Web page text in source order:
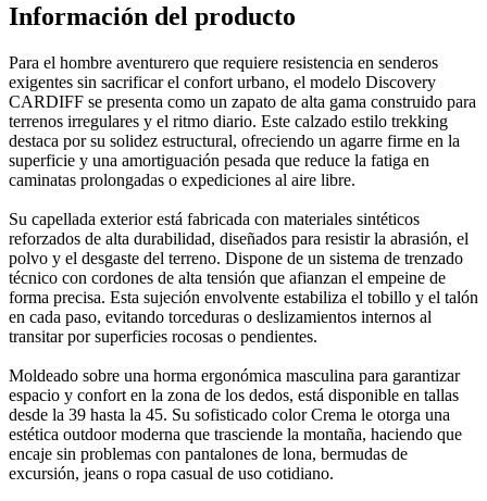
Información del producto
Para el hombre aventurero que requiere resistencia en senderos
exigentes sin sacrificar el confort urbano, el modelo Discovery
CARDIFF se presenta como un zapato de alta gama construido para
terrenos irregulares y el ritmo diario. Este calzado estilo trekking
destaca por su solidez estructural, ofreciendo un agarre firme en la
superficie y una amortiguación pesada que reduce la fatiga en
caminatas prolongadas o expediciones al aire libre.
Su capellada exterior está fabricada con materiales sintéticos
reforzados de alta durabilidad, diseñados para resistir la abrasión, el
polvo y el desgaste del terreno. Dispone de un sistema de trenzado
técnico con cordones de alta tensión que afianzan el empeine de
forma precisa. Esta sujeción envolvente estabiliza el tobillo y el talón
en cada paso, evitando torceduras o deslizamientos internos al
transitar por superficies rocosas o pendientes.
Moldeado sobre una horma ergonómica masculina para garantizar
espacio y confort en la zona de los dedos, está disponible en tallas
desde la 39 hasta la 45. Su sofisticado color Crema le otorga una
estética outdoor moderna que trasciende la montaña, haciendo que
encaje sin problemas con pantalones de lona, bermudas de
excursión, jeans o ropa casual de uso cotidiano.